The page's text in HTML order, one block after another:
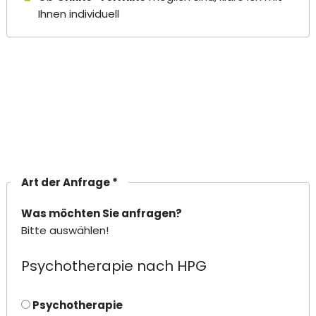
Ihnen individuell
Art der Anfrage *
Was möchten Sie anfragen?
Bitte auswählen!
Psychotherapie nach HPG
Psychotherapie